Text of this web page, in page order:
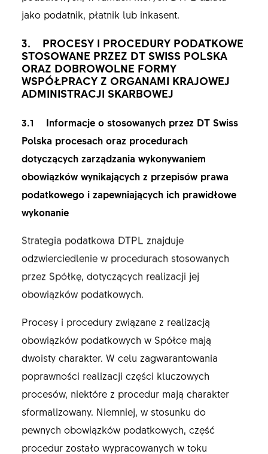
jako podatnik, płatnik lub inkasent.
3. PROCESY I PROCEDURY PODATKOWE
STOSOWANE PRZEZ DT SWISS POLSKA
ORAZ DOBROWOLNE FORMY
WSPÓŁPRACY Z ORGANAMI KRAJOWEJ
ADMINISTRACJI SKARBOWEJ
3.1 Informacje o stosowanych przez DT Swiss
Polska procesach oraz procedurach
dotyczących zarządzania wykonywaniem
obowiązków wynikających z przepisów prawa
podatkowego i zapewniających ich prawidłowe
wykonanie
Strategia podatkowa DTPL znajduje
odzwierciedlenie w procedurach stosowanych
przez Spółkę, dotyczących realizacji jej
obowiązków podatkowych.
Procesy i procedury związane z realizacją
obowiązków podatkowych w Spółce mają
dwoisty charakter. W celu zagwarantowania
poprawności realizacji części kluczowych
procesów, niektóre z procedur mają charakter
sformalizowany. Niemniej, w stosunku do
pewnych obowiązków podatkowych, część
procedur zostało wypracowanych w toku